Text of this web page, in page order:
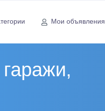
Мои объявления